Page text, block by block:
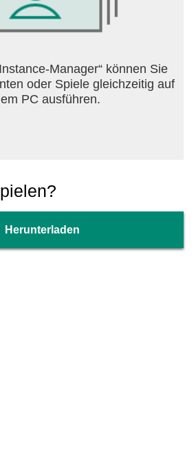
Manager“ können Sie
oder Spiele gleichzeitig auf
PC ausführen.
Herunterladen